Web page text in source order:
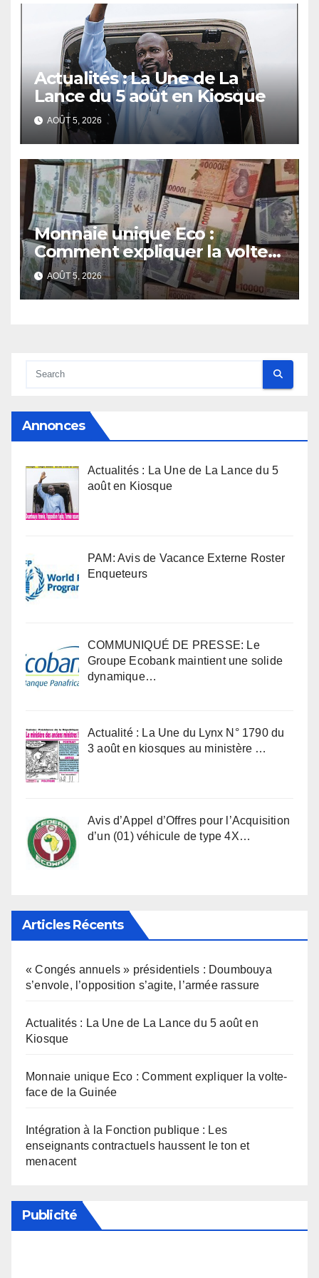
Actualités : La Une de La
Lance du 5 août en Kiosque
AOÛT 5, 2026
Monnaie unique Eco :
Comment expliquer la volte-
face de la Guinée
AOÛT 5, 2026
Annonces
Actualités : La Une de La Lance du 5
août en Kiosque
PAM: Avis de Vacance Externe Roster
Enqueteurs
COMMUNIQUÉ DE PRESSE: Le
Groupe Ecobank maintient une solide
dynamique…
Actualité : La Une du Lynx N° 1790 du
3 août en kiosques au ministère …
Avis d’Appel d’Offres pour l’Acquisition
d’un (01) véhicule de type 4X…
Articles Récents
« Congés annuels » présidentiels : Doumbouya
s’envole, l’opposition s’agite, l’armée rassure
Actualités : La Une de La Lance du 5 août en
Kiosque
Monnaie unique Eco : Comment expliquer la volte-
face de la Guinée
Intégration à la Fonction publique : Les
enseignants contractuels haussent le ton et
menacent
Publicité